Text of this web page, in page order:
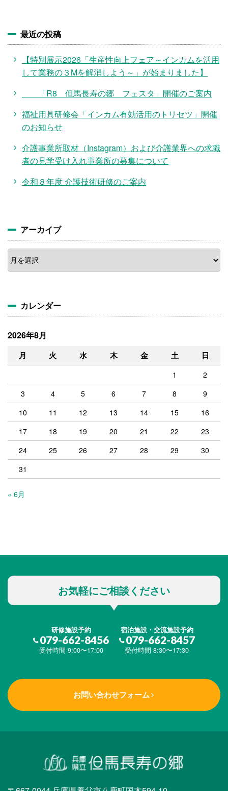
最近の投稿
【特別展示2026「生産性向上フェア～インカムを活用
して業務の３Mを解消しよう～」が始まりました】
「R8 但馬長寿の郷 フェスタ」開催のご案内
福祉用具研修会「インカム有効活用のトリセツ」開催
のお知らせ
介護事業所取材（Instagram）および介護業界への求職
者の見学受け入れ事業所の募集について
令和８年度 介護技術研修のご案内
アーカイブ
ア
ー
カ
カレンダー
2026年8月
月 火 水 木 金 土 日
1
2
3
4 5 6 7 8
9
10
11 12 13 14 15
16
17
18 19 20 21 22
23
24
25 26 27 28 29
30
31
« 6月
お気軽にご相談ください
研修施設予約
079-662-8456
受付時間 9:00〜17:00
宿泊施設・交流施設予約
079-662-8457
受付時間 8:30〜17:30
お問い合わせフォーム